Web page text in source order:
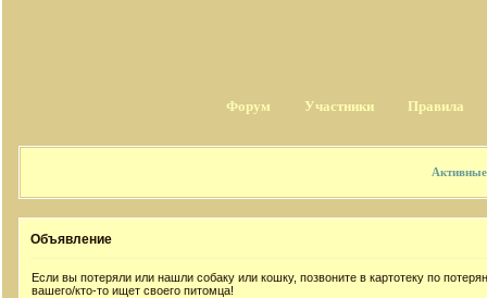
Форум Участники Правила
Объявление
Если вы потеряли или нашли собаку или кошку, позвоните в картотеку по
вашего/кто-то ищет своего питомца!